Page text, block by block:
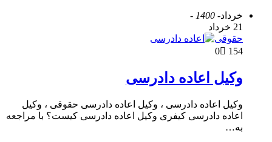
خرداد- 1400 -
21 خرداد
حقوقی
0
154
وکیل اعاده دادرسی
وکیل اعاده دادرسی ، وکیل اعاده دادرسی حقوقی ، وکیل
اعاده دادرسی کیفری وکیل اعاده دادرسی کیست؟ با مراجعه
به…